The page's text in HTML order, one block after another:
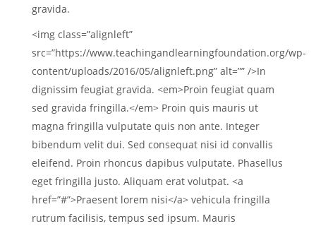
gravida.
<img class=”alignleft”
src=”https://www.teachingandlearningfoundation.org/wp-
content/uploads/2016/05/alignleft.png” alt=”” />In
dignissim feugiat gravida. <em>Proin feugiat quam
sed gravida fringilla.</em> Proin quis mauris ut
magna fringilla vulputate quis non ante. Integer
bibendum velit dui. Sed consequat nisi id convallis
eleifend. Proin rhoncus dapibus vulputate. Phasellus
eget fringilla justo. Aliquam erat volutpat. <a
href=”#”>Praesent lorem nisi</a> vehicula fringilla
rutrum facilisis, tempus sed ipsum. Mauris